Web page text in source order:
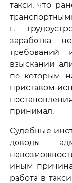
такси, что
г.
заработка
требований
взыскании
по которым
приставом-
принимал.
Судебные
доводы
иным
работа в